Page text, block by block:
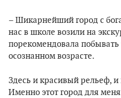
– Шикарнейший город с
нас в школе возили на
порекомендовала
осознанном возрасте.
Здесь и красивый рельеф,
Именно этот город для